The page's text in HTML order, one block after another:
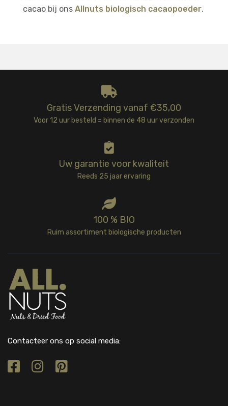
cacao bij ons Allnuts biologisch cacaopoeder.
Gratis Verzending vanaf €35,00
Voor 12 uur besteld = binnen de 48 uur verzonden
Uw garantie voor kwaliteit
Reeds 25 jaar ervaring
100 % BIO
Ruim assortiment biologische producten
Contacteer ons op social media: